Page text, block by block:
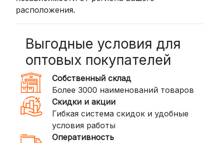
рублей
пунктов выдачи или курьером.
Сроки — от 2 дней, стоимость — от
350 рублей
DPD: Международная служба
доставки, которая работает и
внутри России. Сроки — от 2 дней,
стоимость — от 400 рублей
3. Доставка крупногабаритных грузов
расположения.
Выгодные условия для
оптовых покупателей
Собственный склад
Более 3000 наименований товаров
Скидки и акции
Гибкая система скидок и удобные
условия работы
Оперативность